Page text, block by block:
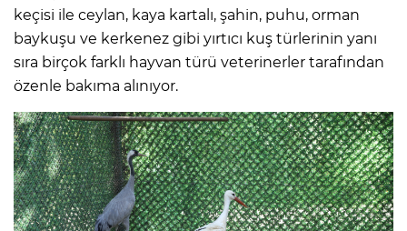
keçisi ile ceylan, kaya kartalı, şahin, puhu, orman
baykuşu ve kerkenez gibi yırtıcı kuş türlerinin yanı
sıra birçok farklı hayvan türü veterinerler tarafından
özenle bakıma alınıyor.